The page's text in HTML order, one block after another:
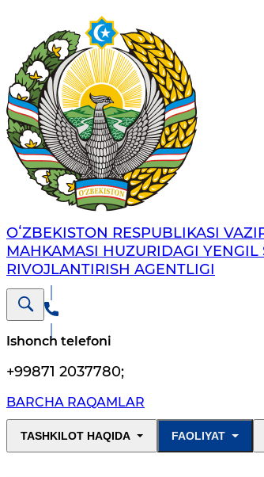
OʻZBEKISTON RESPUBLIKASI
MAHKAMASI HUZURIDAGI YENGIL
RIVOJLANTIRISH AGENTLIGI
Ishonch telefoni
+99871 2037780;
BARCHA RAQAMLAR
TASHKILOT HAQIDA FAOLIYAT